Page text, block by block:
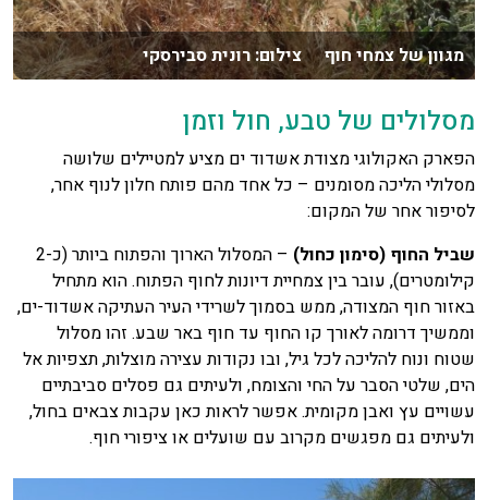
מגוון של צמחי חוף צילום: רונית סבירסקי
מסלולים של טבע, חול וזמן
הפארק האקולוגי מצודת אשדוד ים מציע למטיילים שלושה
מסלולי הליכה מסומנים – כל אחד מהם פותח חלון לנוף אחר,
לסיפור אחר של המקום:
שביל החוף (סימון כחול)
– המסלול הארוך והפתוח ביותר (כ-2
קילומטרים), עובר בין צמחיית דיונות לחוף הפתוח. הוא מתחיל
באזור חוף המצודה, ממש בסמוך לשרידי העיר העתיקה אשדוד-ים,
וממשיך דרומה לאורך קו החוף עד חוף באר שבע. זהו מסלול
שטוח ונוח להליכה לכל גיל, ובו נקודות עצירה מוצלות, תצפיות אל
הים, שלטי הסבר על החי והצומח, ולעיתים גם פסלים סביבתיים
עשויים עץ ואבן מקומית. אפשר לראות כאן עקבות צבאים בחול,
ולעיתים גם מפגשים מקרוב עם שועלים או ציפורי חוף.